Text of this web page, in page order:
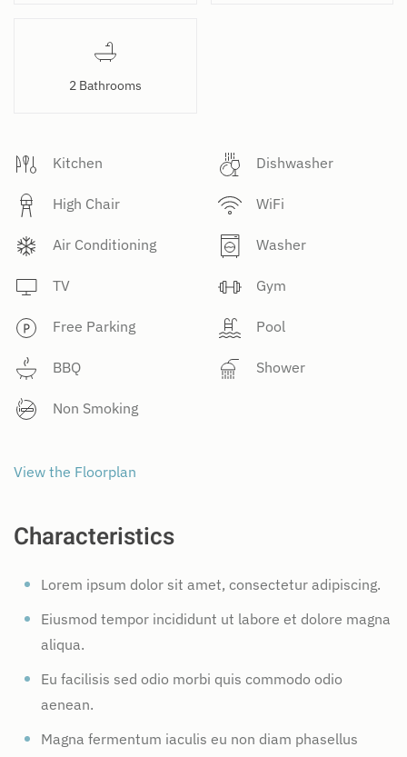
2 Bathrooms
Kitchen Dishwasher
High Chair WiFi
Air Conditioning Washer
TV Gym
Free Parking Pool
BBQ Shower
Non Smoking
View the Floorplan
Characteristics
Lorem ipsum dolor sit amet, consectetur adipiscing.
Eiusmod tempor incididunt ut labore et dolore magna
aliqua.
Eu facilisis sed odio morbi quis commodo odio
aenean.
Magna fermentum iaculis eu non diam phasellus